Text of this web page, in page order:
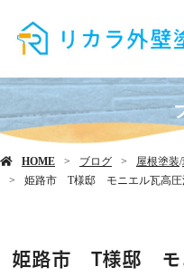
HOME ブログ 屋根塗装/
姫路市 T様邸 モニエル瓦高圧
姫路市 T様邸 モ